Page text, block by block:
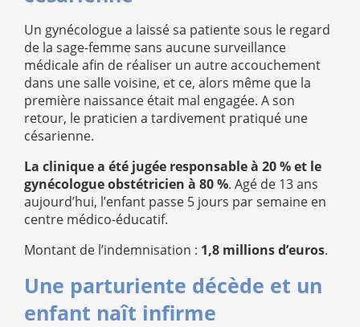
Un gynécologue a laissé sa patiente sous le regard
de la sage-femme sans aucune surveillance
médicale afin de réaliser un autre accouchement
dans une salle voisine, et ce, alors même que la
première naissance était mal engagée. A son
retour, le praticien a tardivement pratiqué une
césarienne.
La clinique a été jugée responsable à 20 % et le
gynécologue obstétricien à 80 %. Agé de 13 ans
aujourd’hui, l’enfant passe 5 jours par semaine en
centre médico-éducatif.
Montant de l’indemnisation : 1,8 millions d’euros.
Une parturiente décède et un
enfant naît infirme